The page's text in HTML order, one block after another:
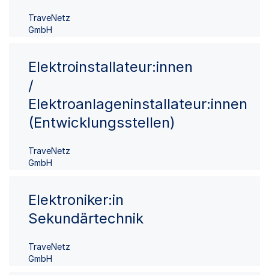
TraveNetz
GmbH
Elektroinstallateur:innen
/
Elektroanlageninstallateur:innen
(Entwicklungsstellen)
TraveNetz
GmbH
Elektroniker:in
Sekundärtechnik
TraveNetz
GmbH